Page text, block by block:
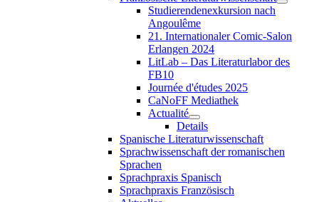
Studierendenexkursion nach
Angoulême
21. Internationaler Comic-Salon
Erlangen 2024
LitLab – Das Literaturlabor des
FB10
Journée d'études 2025
CaNoFF Mediathek
Actualité
Details
Spanische Literaturwissenschaft
Sprachwissenschaft der romanischen
Sprachen
Sprachpraxis Spanisch
Sprachpraxis Französisch